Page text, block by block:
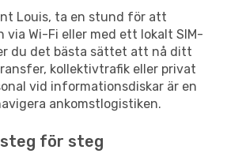
Louis, ta en stund för att
via Wi-Fi eller med ett lokalt SIM-
du det bästa sättet att nå ditt
kollektivtrafik eller privat
vid informationsdiskar är en
ankomstlogistiken.
för steg